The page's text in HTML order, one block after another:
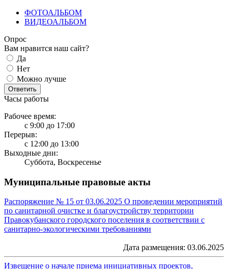
ФОТОАЛЬБОМ
ВИДЕОАЛЬБОМ
Опрос
Вам нравится наш сайт?
Да
Нет
Можно лучше
Ответить
Часы работы
Рабочее время:
с 9:00 до 17:00
Перерыв:
с 12:00 до 13:00
Выходные дни:
Суббота, Воскресенье
Муниципальные правовые акты
Распоряжение № 15 от 03.06.2025 О проведении мероприятий
по санитарной очистке и благоустройству территории
Правокубанского городского поселения в соответствии с
санитарно-экологическими требованиями
Дата размещения: 03.06.2025
Извещение о начале приема инициативных проектов,